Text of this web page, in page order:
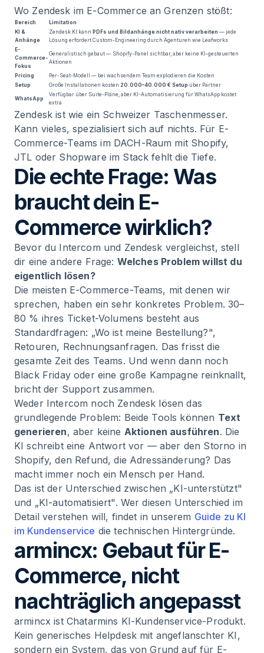
Wo Zendesk im E-Commerce an Grenzen stößt:
Bereich
Limitation
KI &
Anhänge
Zendesk KI kann PDFs und Bildanhänge nicht nativ verarbeiten — jede
Lösung erfordert Custom-Engineering durch Agenturen wie Leafworks
E-
Commerce-
Fokus
Generalistisch gebaut — Shopify-Panel sichtbar, aber keine KI-gesteuerten
Aktionen
Pricing
Per-Seat-Modell — bei wachsendem Team explodieren die Kosten
Setup
Große Installationen kosten 20.000–40.000 € Setup über Partner
WhatsApp
Verfügbar über Suite-Pläne, aber KI-Automatisierung für WhatsApp kostet
extra
Zendesk ist wie ein Schweizer Taschenmesser.
Kann vieles, spezialisiert sich auf nichts. Für E-
Commerce-Teams im DACH-Raum mit Shopify,
JTL oder Shopware im Stack fehlt die Tiefe.
Die echte Frage: Was
braucht dein E-
Commerce wirklich?
Bevor du Intercom und Zendesk vergleichst, stell
dir eine andere Frage: Welches Problem willst du
eigentlich lösen?
Die meisten E-Commerce-Teams, mit denen wir
sprechen, haben ein sehr konkretes Problem. 30–
80 % ihres Ticket-Volumens besteht aus
Standardfragen: „Wo ist meine Bestellung?",
Retouren, Rechnungsanfragen. Das frisst die
gesamte Zeit des Teams. Und wenn dann noch
Black Friday oder eine große Kampagne reinknallt,
bricht der Support zusammen.
Weder Intercom noch Zendesk lösen das
grundlegende Problem: Beide Tools können Text
generieren, aber keine Aktionen ausführen. Die
KI schreibt eine Antwort vor — aber den Storno in
Shopify, den Refund, die Adressänderung? Das
macht immer noch ein Mensch per Hand.
Das ist der Unterschied zwischen „KI-unterstützt"
und „KI-automatisiert". Wer diesen Unterschied im
Detail verstehen will, findet in unserem Guide zu KI
im Kundenservice die technischen Hintergründe.
armincx: Gebaut für E-
Commerce, nicht
nachträglich angepasst
armincx ist Chatarmins KI-Kundenservice-Produkt.
Kein generisches Helpdesk mit angeflanschter KI,
sondern ein System, das von Grund auf für E-